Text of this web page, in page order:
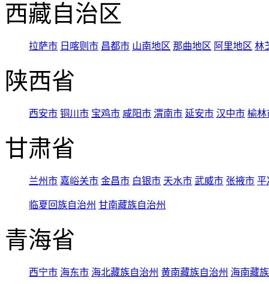
西藏自治区
拉萨市 日喀则市 昌都市 山南地区 那曲地区 阿里地区 林
陕西省
西安市 铜川市 宝鸡市 咸阳市 渭南市 延安市 汉中市 榆林
甘肃省
兰州市 嘉峪关市 金昌市 白银市 天水市 武威市 张掖市 平
临夏回族自治州 甘南藏族自治州
青海省
西宁市 海东市 海北藏族自治州 黄南藏族自治州 海南藏